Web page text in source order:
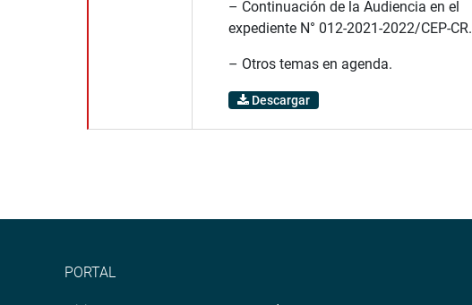
– Continuación de la Audiencia en el
expediente N° 012-2021-2022/CEP-CR.
– Otros temas en agenda.
Descargar
PORTAL